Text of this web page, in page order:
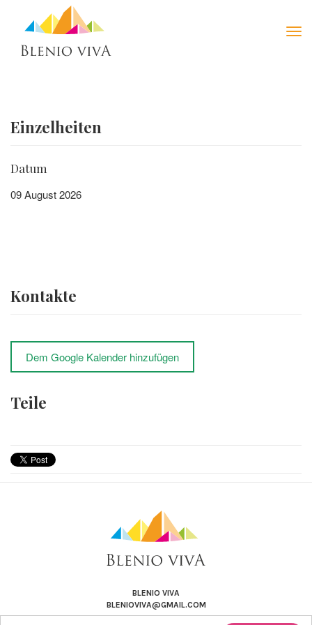
Einzelheiten
Datum
09 August 2026
Kontakte
Dem Google Kalender hinzufügen
Teile
BLENIO VIVA
BLENIOVIVA@GMAIL.COM